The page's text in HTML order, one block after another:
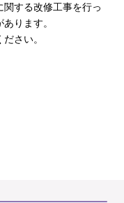
する改修工事を行っ
ります。
さい。